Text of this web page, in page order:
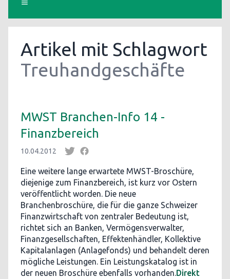
Artikel mit Schlagwort
Treuhandgeschäfte
MWST Branchen-Info 14 -
Finanzbereich
10.04.2012
Eine weitere lange erwartete MWST-Broschüre,
diejenige zum Finanzbereich, ist kurz vor Ostern
veröffentlicht worden. Die neue
Branchenbroschüre, die für die ganze Schweizer
Finanzwirtschaft von zentraler Bedeutung ist,
richtet sich an Banken, Vermögensverwalter,
Finanzgesellschaften, Effektenhändler, Kollektive
Kapitalanlagen (Anlagefonds) und behandelt deren
mögliche Leistungen. Ein Leistungskatalog ist in
der neuen Broschüre ebenfalls vorhanden.Direkt